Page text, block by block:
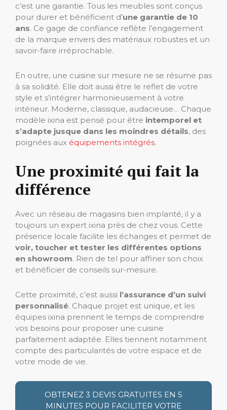
c’est une garantie. Tous les meubles sont conçus
pour durer et bénéficient d’une garantie de 10
ans. Ce gage de confiance reflète l’engagement
de la marque envers des matériaux robustes et un
savoir-faire irréprochable.
En outre, une cuisine sur mesure ne se résume pas
à sa solidité. Elle doit aussi être le reflet de votre
style et s’intégrer harmonieusement à votre
intérieur. Moderne, classique, audacieuse… Chaque
modèle ixina est pensé pour être intemporel et
s’adapte jusque dans les moindres détails, des
poignées aux équipements intégrés.
Une proximité qui fait la
différence
Avec un réseau de magasins bien implanté, il y a
toujours un expert ixina près de chez vous. Cette
présence locale facilite les échanges et permet de
voir, toucher et tester les différentes options
en showroom. Rien de tel pour affiner son choix
et bénéficier de conseils sur-mesure.
Cette proximité, c’est aussi l’assurance d’un suivi
personnalisé. Chaque projet est unique, et les
équipes ixina prennent le temps de comprendre
vos besoins pour proposer une cuisine
parfaitement adaptée. Elles tiennent notamment
compte des particularités de votre espace et de
votre mode de vie.
OBTENEZ 3 DEVIS GRATUITES EN 5
MINUTES POUR FACILITER VOTRE